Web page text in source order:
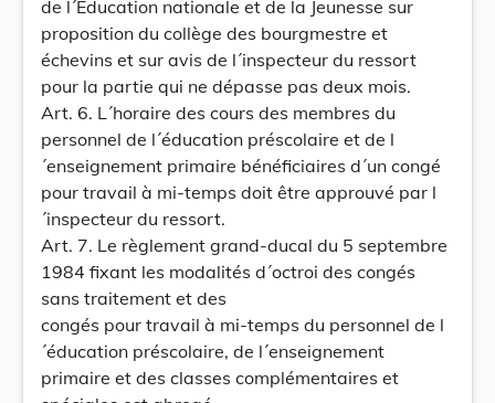
de l´Education nationale et de la Jeunesse sur
proposition du collège des bourgmestre et
échevins et sur avis de l´inspecteur du ressort
pour la partie qui ne dépasse pas deux mois.
Art. 6. L´horaire des cours des membres du
personnel de l´éducation préscolaire et de l
´enseignement primaire bénéficiaires d´un congé
pour travail à mi-temps doit être approuvé par l
´inspecteur du ressort.
Art. 7. Le règlement grand-ducal du 5 septembre
1984 fixant les modalités d´octroi des congés
sans traitement et des
congés pour travail à mi-temps du personnel de l
´éducation préscolaire, de l´enseignement
primaire et des classes complémentaires et